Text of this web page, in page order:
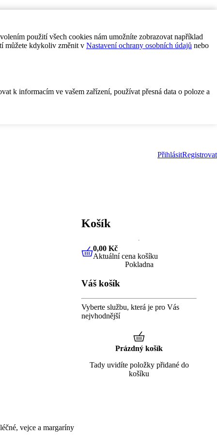
použití všech cookies nám umožníte zobrazovat například
můžete kdykoliv změnit v Nastavení ochrany osobních údajů nebo
k informacím ve vašem zařízení, používat přesná data o poloze a
PřihlásitRegistrovat
vejce a margaríny
Košík
0,00 KčAktuální cena košíku
0,00 Kč
Aktuální cena košíku
Pokladna
Váš košík
Vyberte službu, která je pro Vás
nejvhodnější
Prázdný košík
Tady uvidíte položky přidané do
košíku